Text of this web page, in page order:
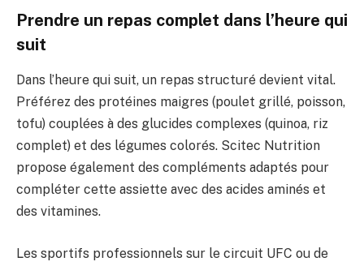
Prendre un repas complet dans l’heure qui
suit
Dans l’heure qui suit, un repas structuré devient vital.
Préférez des protéines maigres (poulet grillé, poisson,
tofu) couplées à des glucides complexes (quinoa, riz
complet) et des légumes colorés. Scitec Nutrition
propose également des compléments adaptés pour
compléter cette assiette avec des acides aminés et
des vitamines.
Les sportifs professionnels sur le circuit UFC ou de